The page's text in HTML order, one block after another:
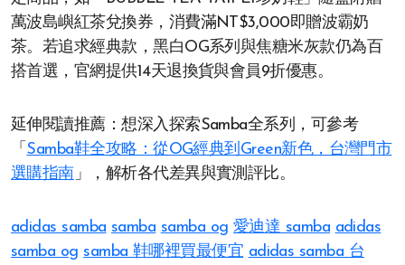
萬波島嶼紅茶兌換券，消費滿NT$3,000即贈波霸奶
茶。若追求經典款，黑白OG系列與焦糖米灰款仍為百
搭首選，官網提供14天退換貨與會員9折優惠。
延伸閱讀推薦：想深入探索Samba全系列，可參考
「 Samba鞋全攻略：從OG經典到Green新色，台灣門市
選購指南」，解析各代差異與實測評比。
adidas samba samba samba og 愛迪達 samba adidas
samba og samba 鞋哪裡買最便宜 adidas samba 台